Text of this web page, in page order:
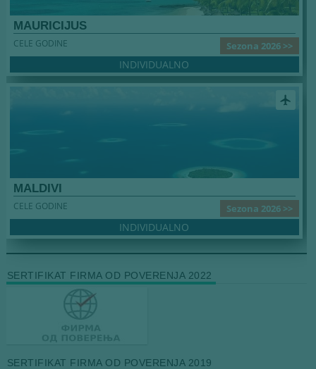
MAURICIJUS
Sezona 2026 >>
CELE GODINE
INDIVIDUALNO
airplanemode_active
MALDIVI
Sezona 2026 >>
CELE GODINE
INDIVIDUALNO
SERTIFIKAT FIRMA OD POVERENJA 2022
SERTIFIKAT FIRMA OD POVERENJA 2019